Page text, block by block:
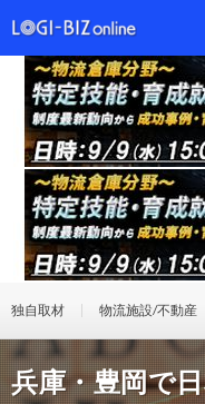
独自取材 物流施設/不動産
兵庫・豊岡で